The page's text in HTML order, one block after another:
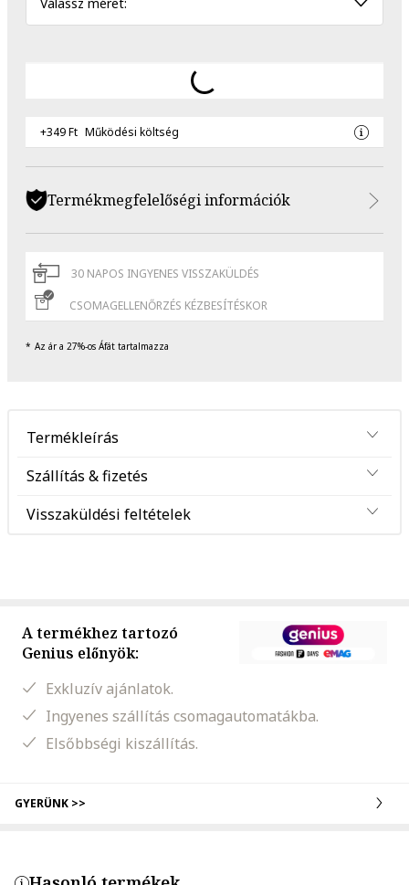
+349 Ft Működési költség
Termékmegfelelőségi információk
30 NAPOS INGYENES VISSZAKÜLDÉS
CSOMAGELLENŐRZÉS KÉZBESÍTÉSKOR
Az ár a 27%-os Áfát tartalmazza
Termékleírás
Szállítás & fizetés
Visszaküldési feltételek
A termékhez tartozó
Genius előnyök:
Exkluzív ajánlatok.
Ingyenes szállítás csomagautomatákba.
Elsőbbségi kiszállítás.
GYERÜNK >>